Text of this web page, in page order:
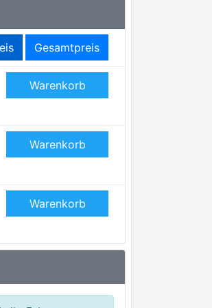
Gesamtpreis
Warenkorb
Warenkorb
Warenkorb